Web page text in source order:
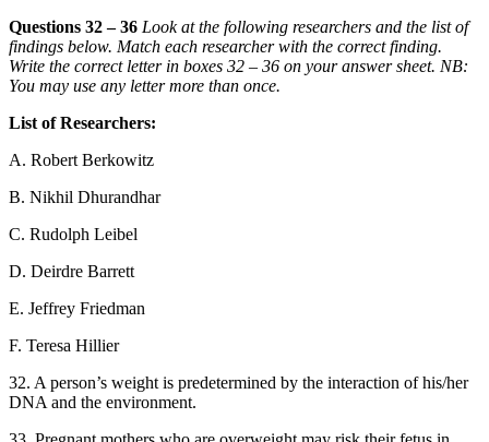
Questions 32 – 36 Look at the following researchers and the list of
findings below. Match each researcher with the correct finding.
Write the correct letter in boxes 32 – 36 on your answer sheet. NB:
You may use any letter more than once.
List of Researchers:
A. Robert Berkowitz
B. Nikhil Dhurandhar
C. Rudolph Leibel
D. Deirdre Barrett
E. Jeffrey Friedman
F. Teresa Hillier
32. A person’s weight is predetermined by the interaction of his/her
DNA and the environment.